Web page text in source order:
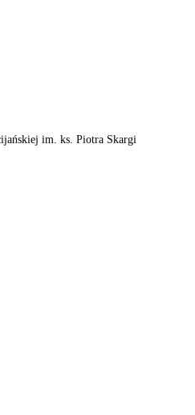
im. ks. Piotra Skargi